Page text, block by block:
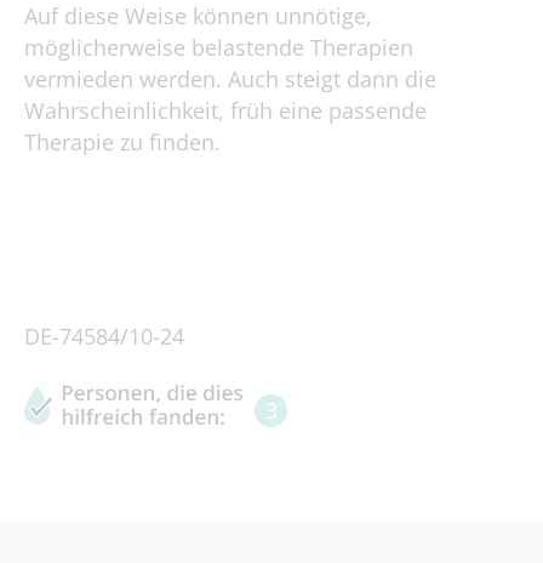
Auf diese Weise können unnötige,
möglicherweise belastende Therapien
vermieden werden. Auch steigt dann die
Wahrscheinlichkeit, früh eine passende
Therapie zu finden.
DE-74584/10-24
3